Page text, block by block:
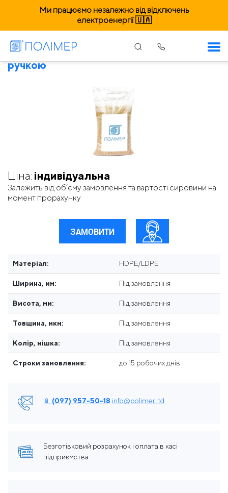
Ми працюємо незалежно від відключень
електроенергії 🇺🇦
Чернівці. Пакети банан з укріпленою
ручкою
Ціна: індивідуальна
Залежить від об’єму замовлення та вартості сировини на
момент прорахунку
ЗАМОВИТИ
Матеріал: HDPE/LDPE
Ширина, мм: Під замовлення
Висота, мм: Під замовлення
Товщина, мкм: Під замовлення
Колір, мішка: Під замовлення
Строки замовлення: до 15 робочих днів
📱 (097) 957-50-18 info@polimer.ltd
Безготівковий розрахунок і оплата в касі
підприємства